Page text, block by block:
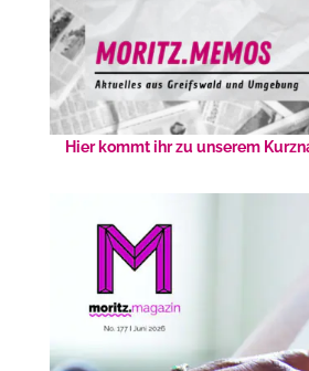
Hier kommt ihr zu unserem